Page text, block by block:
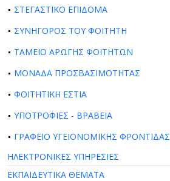
ΣΤΕΓΑΣΤΙΚΟ ΕΠΙΔΟΜΑ
ΣΥΝΗΓΟΡΟΣ ΤΟΥ ΦΟΙΤΗΤΗ
ΤΑΜΕΙΟ ΑΡΩΓΗΣ ΦΟΙΤΗΤΩΝ
ΜΟΝΑΔΑ ΠΡΟΣΒΑΣΙΜΟΤΗΤΑΣ
ΦΟΙΤΗΤΙΚΗ ΕΣΤΙΑ
ΥΠΟΤΡΟΦΙΕΣ - ΒΡΑΒΕΙΑ
ΓΡΑΦΕΙΟ ΥΓΕΙΟΝΟΜΙΚΗΣ ΦΡΟΝΤΙΔΑΣ
ΗΛΕΚΤΡΟΝΙΚΕΣ ΥΠΗΡΕΣΙΕΣ
ΕΚΠΑΙΔΕΥΤΙΚΑ ΘΕΜΑΤΑ